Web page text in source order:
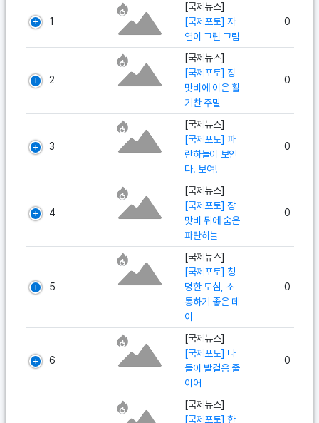
1
[국제뉴스]
[국제포토] 자
연이 그린 그림
0
2
[국제뉴스]
[국제포토] 장
맛비에 이은 활
기찬 주말
0
3
[국제뉴스]
[국제포토] 파
란하늘이 보인
다. 보여!
0
4
[국제뉴스]
[국제포토] 장
맛비 뒤에 숨은
파란하늘
0
5
[국제뉴스]
[국제포토] 청
명한 도심, 소
통하기 좋은 데
이
0
6
[국제뉴스]
[국제포토] 나
들이 발걸음 줄
이어
0
[국제뉴스]
[국제포토] 한